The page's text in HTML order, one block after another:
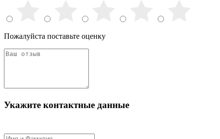
Пожалуйста поставьте оценку
Укажите контактные данные